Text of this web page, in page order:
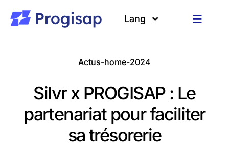
contenu
Toggle
Lang
Actus-home-2024
Silvr x PROGISAP : Le
partenariat pour faciliter
sa trésorerie